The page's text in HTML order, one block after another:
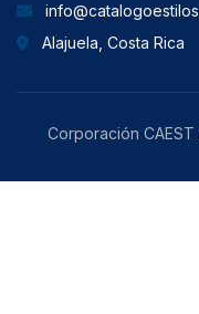
Alajuela, Costa Rica
Corporación